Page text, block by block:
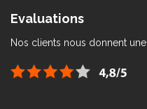
Evaluations
Nos clients nous donnent